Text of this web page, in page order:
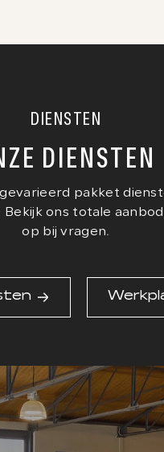
DIENSTEN
DIENSTEN
pakket
Bekijk ons totale
op bij vragen.